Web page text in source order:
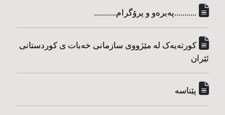
...........په‌یره‌و و پرۆگرام...........
کورته‌یه‌ک له مێژووی سازمانی خه‌بات ی کوردستانی
ئێران
پێناسه‌